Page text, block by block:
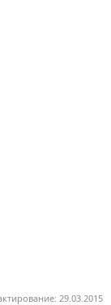
29.03.2015